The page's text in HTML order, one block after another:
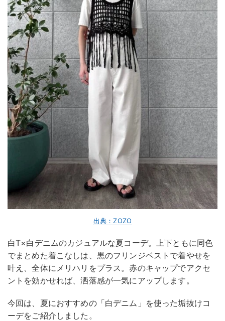
出典：ZOZO
白T×白デニムのカジュアルな夏コーデ。上下ともに同色
でまとめた着こなしは、黒のフリンジベストで着やせを
叶え、全体にメリハリをプラス。赤のキャップでアクセ
ントを効かせれば、洒落感が一気にアップします。
今回は、夏におすすめの「白デニム」を使った垢抜けコ
ーデをご紹介しました。